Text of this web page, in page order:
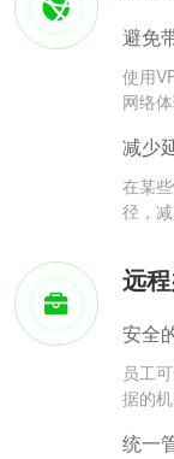
避免
使用
网络体
减少
在某
径，
远
安全
员工
据的
统一